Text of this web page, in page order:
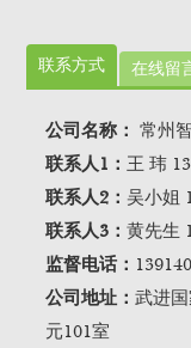
联系方式 在线留
公司名称：常州
联系人1： 王 玮
联系人2：吴小姐
联系人3：黄先生
监督电话：
公司地址：武进
元101室